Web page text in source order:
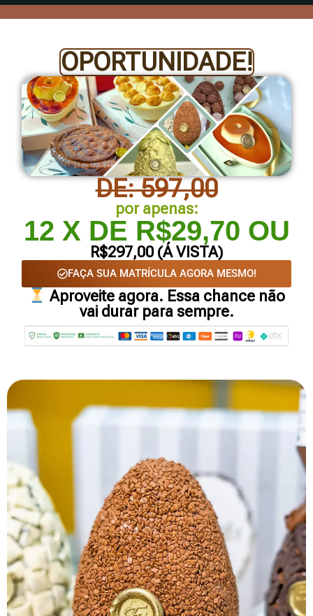
OPORTUNIDADE!
DE: 597,00
por apenas:
12 X DE R$29,70 OU
R$297,00 (Á VISTA)
FAÇA SUA MATRÍCULA AGORA MESMO!
Aproveite agora. Essa chance não
vai durar para sempre.